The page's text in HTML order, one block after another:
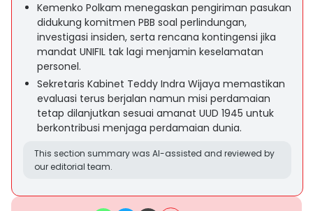
Kemenko Polkam menegaskan pengiriman pasukan
didukung komitmen PBB soal perlindungan,
investigasi insiden, serta rencana kontingensi jika
mandat UNIFIL tak lagi menjamin keselamatan
personel.
Sekretaris Kabinet Teddy Indra Wijaya memastikan
evaluasi terus berjalan namun misi perdamaian
tetap dilanjutkan sesuai amanat UUD 1945 untuk
berkontribusi menjaga perdamaian dunia.
This section summary was AI-assisted and reviewed by
our editorial team.